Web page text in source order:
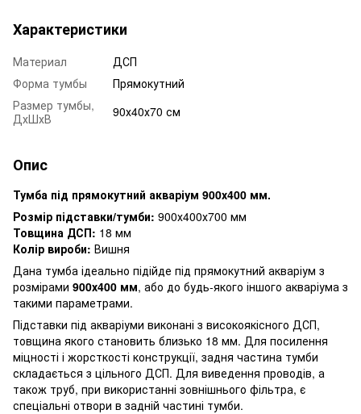
Характеристики
Материал
ДСП
Форма тумбы
Прямокутний
Размер тумбы,
ДхШхВ
90х40х70 см
Опис
Тумба під прямокутний акваріум 900х400 мм.
Розмір підставки/тумби: 900х400х700 мм
Товщина ДСП: 18 мм
Колір вироби: Вишня
Дана тумба ідеально підійде під прямокутний акваріум з
розмірами 900х400 мм, або до будь-якого іншого акваріума з
такими параметрами.
Підставки під акваріуми виконані з високоякісного ДСП,
товщина якого становить близько 18 мм. Для посилення
міцності і жорсткості конструкції, задня частина тумби
складається з цільного ДСП. Для виведення проводів, а
також труб, при використанні зовнішнього фільтра, є
спеціальні отвори в задній частині тумби.